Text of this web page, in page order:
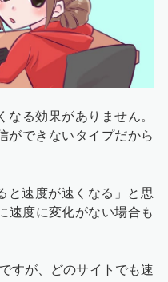
る効果がありません。
ができないタイプだから
と速度が速くなる」と思
速度に変化がない場合も
すが、どのサイトでも速